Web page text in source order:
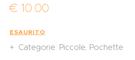
€ 10.00
ESAURITO
Categorie: Piccole Pochette